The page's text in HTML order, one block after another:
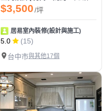
$3,500/坪
居易室內裝修(設計與施工)
5.0
(15)
台中市與其他17個